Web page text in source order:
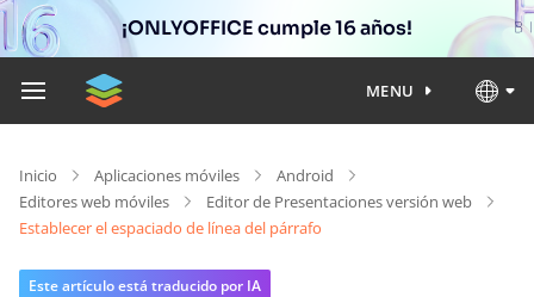
¡ONLYOFFICE cumple 16 años!
MENU
Inicio Aplicaciones móviles
Android
Editores web móviles
Editor de Presentaciones versión web
Establecer el espaciado de línea del párrafo
Este artículo está traducido por IA